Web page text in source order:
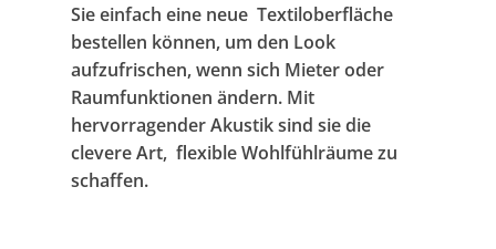
Sie einfach eine neue Textiloberfläche
bestellen können, um den Look
aufzufrischen, wenn sich Mieter oder
Raumfunktionen ändern. Mit
hervorragender Akustik sind sie die
clevere Art, flexible Wohlfühlräume zu
schaffen.